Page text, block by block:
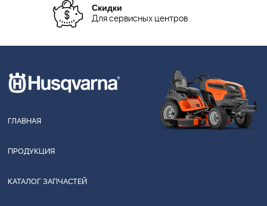
Скидки
Для сервисных центров
ГЛАВНАЯ
ПРОДУКЦИЯ
КАТАЛОГ ЗАПЧАСТЕЙ